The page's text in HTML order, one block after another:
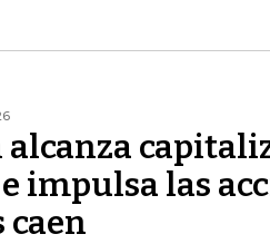
impulsa las
caen